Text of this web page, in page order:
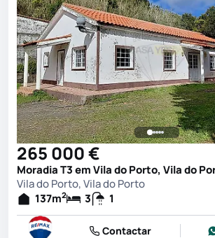
265 000 €
Moradia T3 em Vila do Porto, Vila do
Vila do Porto, Vila do Porto
137m2 3 1
Contactar